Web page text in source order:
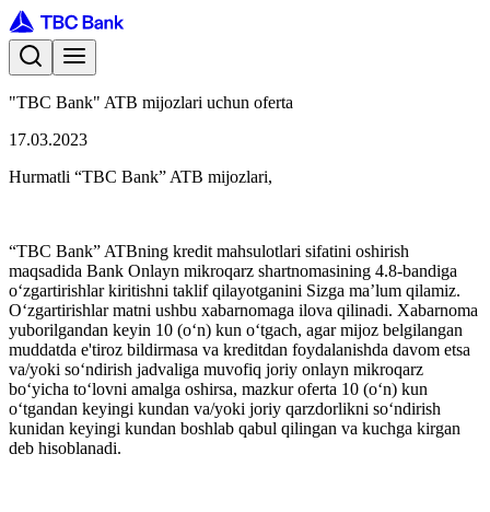
"TBC Bank" ATB mijozlari uchun oferta
17.03.2023
Hurmatli “TBC Bank” ATB mijozlari,
“TBC Bank” ATBning kredit mahsulotlari sifatini oshirish
maqsadida Bank Onlayn mikroqarz shartnomasining 4.8-bandiga
oʻzgartirishlar kiritishni taklif qilayotganini Sizga ma’lum qilamiz.
Oʻzgartirishlar matni ushbu xabarnomaga ilova qilinadi. Xabarnoma
yuborilgandan keyin 10 (oʻn) kun oʻtgach, agar mijoz belgilangan
muddatda e'tiroz bildirmasa va kreditdan foydalanishda davom etsa
va/yoki soʻndirish jadvaliga muvofiq joriy onlayn mikroqarz
boʻyicha toʻlovni amalga oshirsa, mazkur oferta 10 (oʻn) kun
oʻtgandan keyingi kundan va/yoki joriy qarzdorlikni soʻndirish
kunidan keyingi kundan boshlab qabul qilingan va kuchga kirgan
deb hisoblanadi.